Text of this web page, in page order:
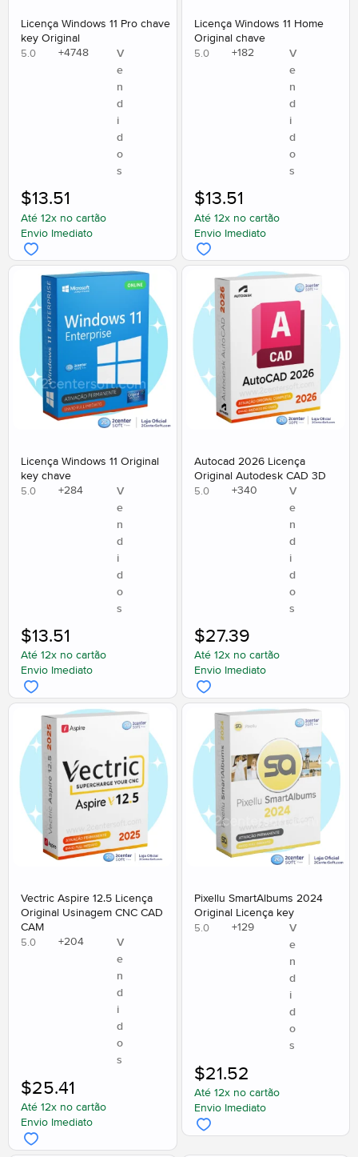
Licença Windows 11 Pro chave
key Original
5.0 +4748
V
e
n
d
i
d
o
s
Até 12x no cartão
Envio Imediato
$13.51
Licença Windows 11 Home
Original chave
5.0 +182
V
e
n
d
i
d
o
s
Até 12x no cartão
Envio Imediato
$13.51
Licença Windows 11 Original
key chave
5.0 +284
V
e
n
d
i
d
o
s
Até 12x no cartão
Envio Imediato
$13.51
Autocad 2026 Licença
Original Autodesk CAD 3D
5.0 +340
V
e
n
d
i
d
o
s
Até 12x no cartão
Envio Imediato
$27.39
Vectric Aspire 12.5 Licença
Original Usinagem CNC CAD
CAM
5.0 +204
V
e
n
d
i
d
o
s
Até 12x no cartão
Envio Imediato
$25.41
Pixellu SmartAlbums 2024
Original Licença key
5.0 +129
V
e
n
d
i
d
o
s
Até 12x no cartão
Envio Imediato
$21.52